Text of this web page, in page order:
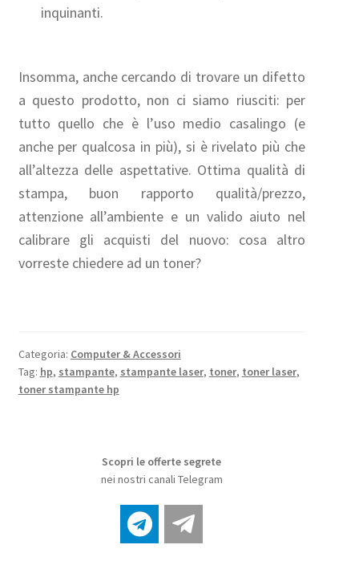
inquinanti.
Insomma, anche cercando di trovare un difetto
a questo prodotto, non ci siamo riusciti: per
tutto quello che è l’uso medio casalingo (e
anche per qualcosa in più), si è rivelato più che
all’altezza delle aspettative. Ottima qualità di
stampa, buon rapporto qualità/prezzo,
attenzione all’ambiente e un valido aiuto nel
calibrare gli acquisti del nuovo: cosa altro
vorreste chiedere ad un toner?
Categoria: Computer & Accessori
Tag: hp, stampante, stampante laser, toner, toner laser,
toner stampante hp
Scopri le offerte segrete
nei nostri canali Telegram